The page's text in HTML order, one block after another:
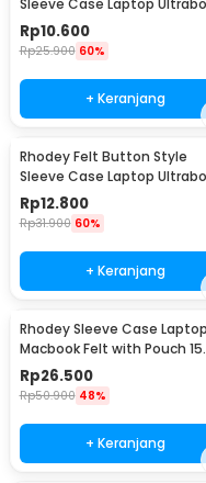
12 Inch - DA58
Rp10.600
Rp25.900 60%
+ Keranjang
Rhodey Felt Button Style
Sleeve Case Laptop
15 Inch - DA58
Rp12.800
Rp31.900 60%
+ Keranjang
Rhodey Sleeve Case Laptop
Macbook Felt with Pouch 15
Inch - AK01
Rp26.500
Rp50.900 48%
+ Keranjang